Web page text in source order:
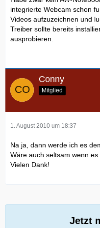
integrierte Webcam schon
Videos aufzuzeichnen und
Treiber sollte bereits
ausprobieren.
Conny
Mitglied
1. August 2010 um 18:37
Na ja, dann werde ich es
Wäre auch seltsam wenn es
Vielen Dank!
Jetzt